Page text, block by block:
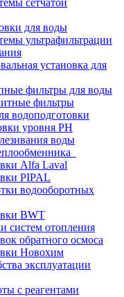
сетчатой
для воды
ультрафильтрации
установка для
фильтры для воды
фильтры
водоподготовки
уровня PH
воды
Alfa Laval
PIPAL
водооборотных
BWT
систем отопления
обратного осмоса
Новохим
эксплуатации
с реагентами